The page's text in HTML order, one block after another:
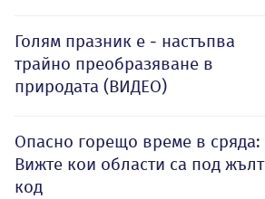
Голям празник е - настъпва
трайно преобразяване в
природата (ВИДЕО)
Опасно горещо време в сряда:
Вижте кои области са под жълт
код